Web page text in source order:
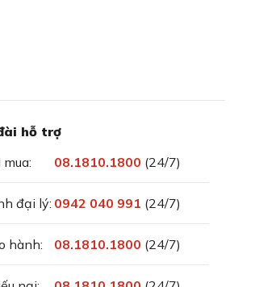
hỗ trợ
mua:
08.1810.1800 (24/7)
đại lý: 0942 040 991 (24/7)
hành: 08.1810.1800 (24/7)